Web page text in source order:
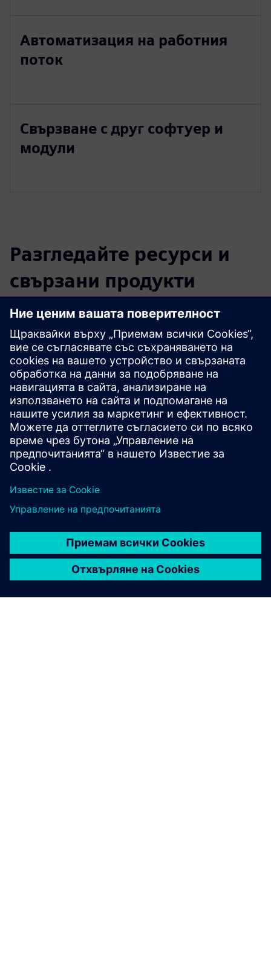
Автоматизация на работния
поток
Свързване с друг софтуер и
модули
Разгледайте ресурси и
свързани продукти
Допълнителна информация и
ресурси
Ръководство за внедряване на NX: Започнете в най-
добрите условия
Предпоставки
Бъдете оборудвани с NX CAD/CAM или планирайте да го
придобиете